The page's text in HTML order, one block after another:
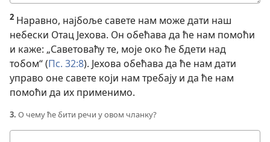
одговор
2 Наравно, најбоље савете нам може дати наш
небески Отац Јехова. Он обећава да ће нам помоћи
и каже: „Саветоваћу те, моје око ће бдети над
тобом“ (Пс. 32:8). Јехова обећава да ће нам дати
управо оне савете који нам требају и да ће нам
помоћи да их применимо.
3. О чему ће бити речи у овом чланку?